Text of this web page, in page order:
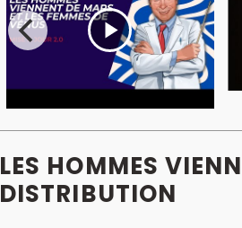
LES HOMMES
DISTRIBUTION